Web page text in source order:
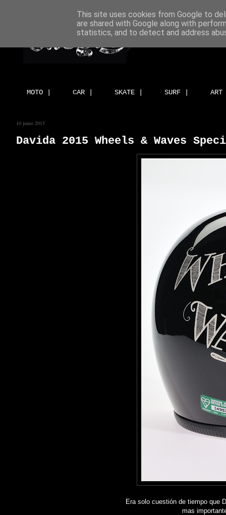
MOTO | CAR | SKATE | SURF |
10 junio 2015
Davida 2015 Wheels & Waves
Era solo cuestión de tiempo que
mas
This site uses cookies from Google to
are shared with Google along with
statistics, and to detect and address